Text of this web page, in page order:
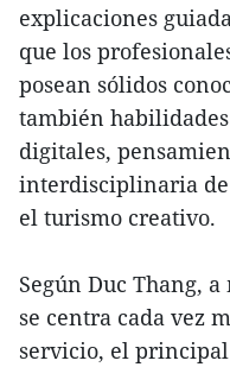
explicaciones
que los
posean sólidos
también
digitales,
interdisciplinaria
el turismo creativo.
Según Duc Thang,
se centra cada vez
servicio, el